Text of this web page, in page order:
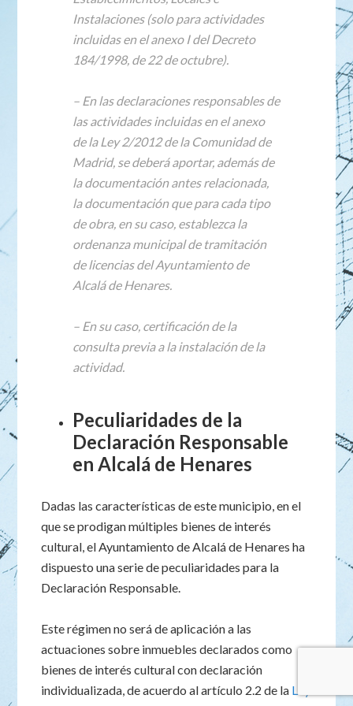
Instalaciones (solo para actividades
incluidas en el anexo I del Decreto
184/1998, de 22 de octubre).
– En las declaraciones responsables de
las actividades incluidas en el anexo
de la Ley 2/2012 de la Comunidad de
Madrid, se deberá aportar, además de
la documentación antes relacionada,
la documentación que para cada tipo
de obra, en su caso, establezca la
ordenanza municipal de tramitación
de licencias del Ayuntamiento de
Alcalá de Henares.
– En su caso, certificación de la
consulta previa a la instalación de la
actividad.
Peculiaridades de la
Declaración Responsable
en Alcalá de Henares
Dadas las características de este municipio, en el
que se prodigan múltiples bienes de interés
cultural, el Ayuntamiento de Alcalá de Henares ha
dispuesto una serie de peculiaridades para la
Declaración Responsable.
Este régimen no será de aplicación a las
actuaciones sobre inmuebles declarados como
bienes de interés cultural con declaración
individualizada, de acuerdo al artículo 2.2 de la Ley